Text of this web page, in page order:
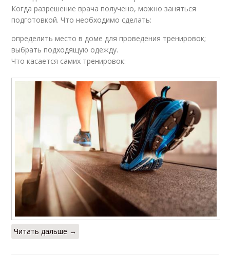
Когда разрешение врача получено, можно заняться
подготовкой. Что необходимо сделать:
определить место в доме для проведения тренировок;
выбрать подходящую одежду.
Что касается самих тренировок:
Читать дальше →